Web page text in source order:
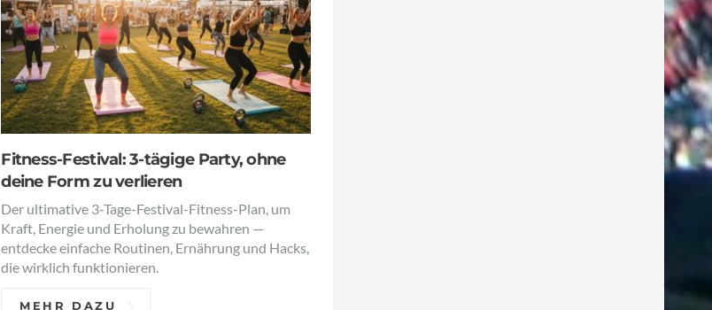
Fitness-Festival: 3-tägige Party, ohne
deine Form zu verlieren
Der ultimative 3-Tage-Festival-Fitness-Plan, um
Kraft, Energie und Erholung zu bewahren —
entdecke einfache Routinen, Ernährung und Hacks,
die wirklich funktionieren.
MEHR DAZU